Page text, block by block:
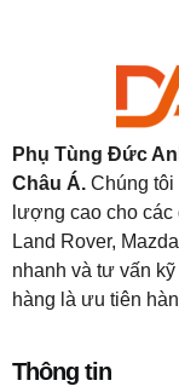
Phụ Tùng Đức
Châu Á. Chúng tôi
lượng cao cho các
Land Rover,
nhanh và tư vấn
hàng là ưu tiên
Thông tin